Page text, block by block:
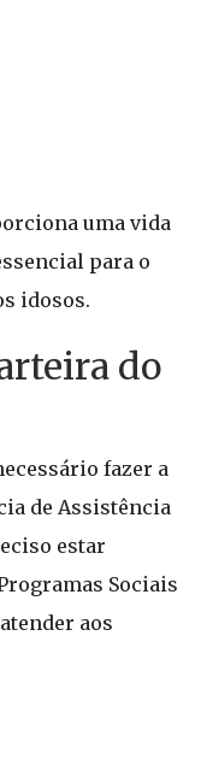
uma vida
para o
idosos.
do
fazer a
de Assistência
estar
Sociais
aos